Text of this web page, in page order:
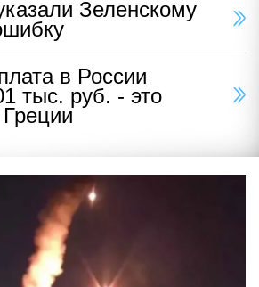
Зеленскому
в России
тыс. руб. - это